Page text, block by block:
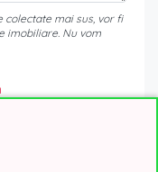
colectate mai sus, vor fi
imobiliare. Nu vom